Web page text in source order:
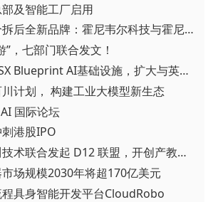
及智能工厂启用
▪ 霍尼韦尔发布分拆后全新品牌：霍尼韦尔科技与霍尼韦尔航空航天
”，七部门联合发文！
▪ ABB通过集成DSX Blueprint AI基础设施，扩大与英伟达的合作
计划， 构建工业大模型新生态
国际论坛
港股IPO
▪ 重磅官宣！汇川技术联合发起 D12 联盟，开创产教融合新范式
场规模2030年将超170亿美元
具身智能开发平台CloudRobo